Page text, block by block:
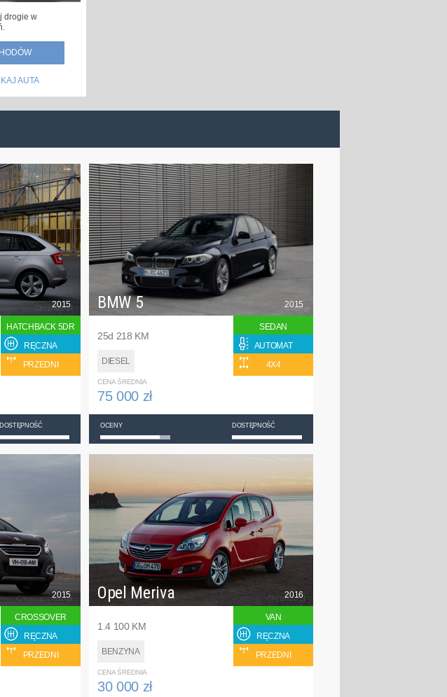
drogie w
AUTA
2015
HATCHBACK 5DR
RĘCZNA
PRZEDNI
DOSTĘPNOŚĆ
BMW 5
25d 218 KM
DIESEL
2015
SEDAN
AUTOMAT
4X4
CENA ŚREDNIA
75 000 zł
OCENY DOSTĘPNOŚĆ
2015
CROSSOVER
RĘCZNA
PRZEDNI
Opel Meriva
1.4 100 KM
BENZYNA
2016
VAN
RĘCZNA
PRZEDNI
CENA ŚREDNIA
30 000 zł